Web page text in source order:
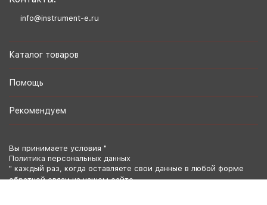
info@instrument-e.ru
Каталог товаров
Помощь
Рекомендуем
Вы принимаете условия "
Политика персональных данных
" каждый раз, когда оставляете свои данные в любой форме
обратной связи на нашем сайте.